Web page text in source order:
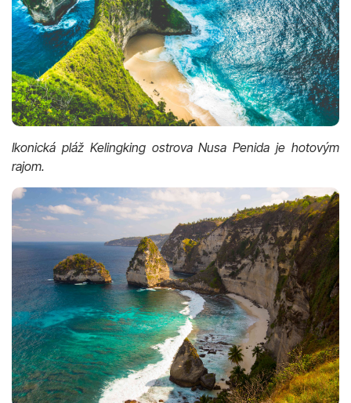
Ikonická pláž Kelingking ostrova Nusa Penida je hotovým
rajom.